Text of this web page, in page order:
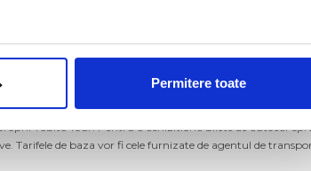
Permitere toate
Tabita Tour. Pentru a achizitiona bilete de autocar
Tarifele de baza vor fi cele furnizate de agentul de